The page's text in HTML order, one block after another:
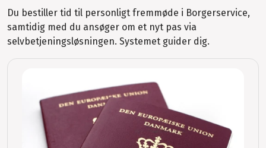
Du bestiller tid til personligt fremmøde i Borgerservice,
samtidig med du ansøger om et nyt pas via
selvbetjeningsløsningen. Systemet guider dig.